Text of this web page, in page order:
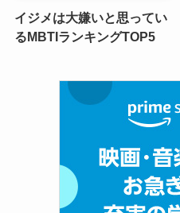
イジメは大嫌いと思ってい
るMBTIランキングTOP5